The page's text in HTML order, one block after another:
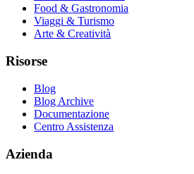
Food & Gastronomia
Viaggi & Turismo
Arte & Creatività
Risorse
Blog
Blog Archive
Documentazione
Centro Assistenza
Azienda